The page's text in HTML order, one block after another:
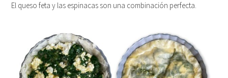
El queso feta y las espinacas son una combinación perfecta.